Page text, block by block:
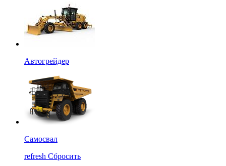
Автогрейдер
Самосвал
refresh Сбросить